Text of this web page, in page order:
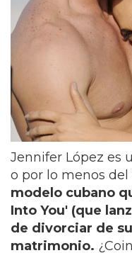
Jennifer López es
o por lo menos
modelo cubano
Into You' (que
de divorciar de
matrimonio.